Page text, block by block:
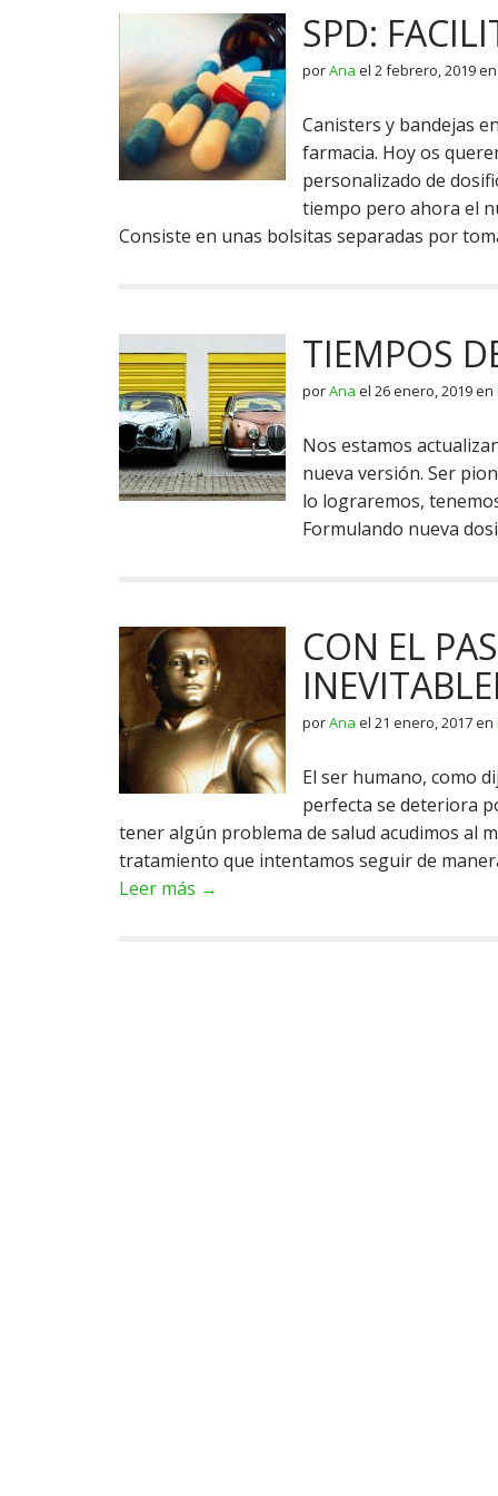
SPD:
porAna el 2 febrero, 2019en
Canisters y bandejas
farmacia. Hoy os
personalizado de
tiempo pero ahora el
Consiste en unas bolsitas separadas por
TIEMPOS
porAna el 26 enero, 2019en
Nos estamos
nueva versión. Ser
lo lograremos,
Formulando nueva
CON EL
porAna el 21 enero, 2017en
El ser humano, como
perfecta se deteriora
tener algún problema de salud acudimos al
tratamiento que intentamos seguir de
Leer más →